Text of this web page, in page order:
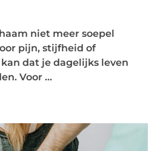
niet meer soepel
pijn, stijfheid of
dat je dagelijks leven
Voor ...